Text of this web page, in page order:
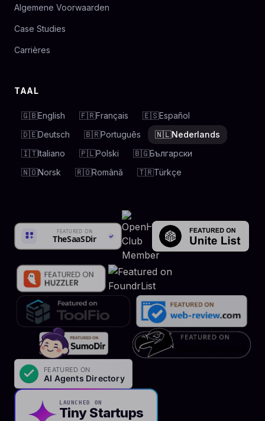
Algemene Voorwaarden
Case Studies
Carrières
TAAL
🇬🇧English 🇫🇷Français 🇪🇸Español
🇩🇪Deutsch 🇧🇷Português 🇳🇱Nederlands
🇮🇹Italiano 🇵🇱Polski 🇧🇬Български
🇳🇴Norsk 🇷🇴Română 🇹🇷Türkçe
LAUNCHED ON
Tiny Startups